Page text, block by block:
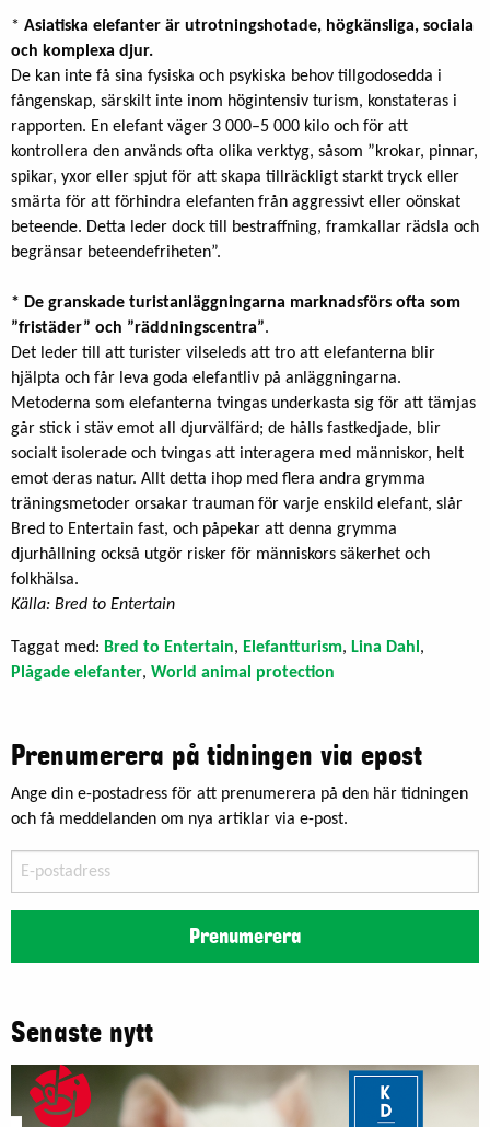
* Asiatiska elefanter är utrotningshotade, högkänsliga, sociala
och komplexa djur.
De kan inte få sina fysiska och psykiska behov tillgodosedda i
fångenskap, särskilt inte inom högintensiv turism, konstateras i
rapporten. En elefant väger 3 000–5 000 kilo och för att
kontrollera den används ofta olika verktyg, såsom ”krokar, pinnar,
spikar, yxor eller spjut för att skapa tillräckligt starkt tryck eller
smärta för att förhindra elefanten från aggressivt eller oönskat
beteende. Detta leder dock till bestraffning, framkallar rädsla och
begränsar beteendefriheten”.
* De granskade turistanläggningarna marknadsförs ofta som
”fristäder” och ”räddningscentra”.
Det leder till att turister vilseleds att tro att elefanterna blir
hjälpta och får leva goda elefantliv på anläggningarna.
Metoderna som elefanterna tvingas underkasta sig för att tämjas
går stick i stäv emot all djurvälfärd; de hålls fastkedjade, blir
socialt isolerade och tvingas att interagera med människor, helt
emot deras natur. Allt detta ihop med flera andra grymma
träningsmetoder orsakar trauman för varje enskild elefant, slår
Bred to Entertain fast, och påpekar att denna grymma
djurhållning också utgör risker för människors säkerhet och
folkhälsa.
Källa: Bred to Entertain
Taggat med: Bred to Entertain, Elefantturism, Lina Dahl,
Plågade elefanter, World animal protection
Prenumerera på tidningen via epost
Ange din e-postadress för att prenumerera på den här tidningen
och få meddelanden om nya artiklar via e-post.
postadress
Prenumerera
Senaste nytt